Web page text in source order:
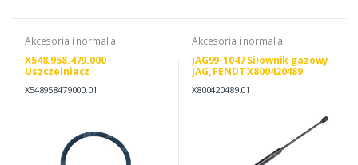
Akcesoria i normalia
X548.958.479.000
Uszczelniacz
X548958479000.01
Akcesoria i normalia
JAG99-1047 Siłownik gazowy
JAG, FENDT X800420489
X800420489.01